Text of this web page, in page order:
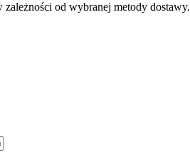
od wybranej metody dostawy.